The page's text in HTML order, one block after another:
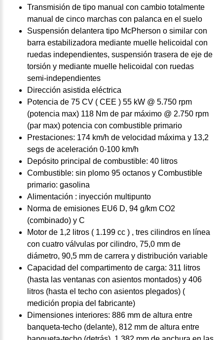
Transmisión de tipo manual con cambio totalmente
manual de cinco marchas con palanca en el suelo
Suspensión delantera tipo McPherson o similar con
barra estabilizadora mediante muelle helicoidal con
ruedas independientes, suspensión trasera de eje de
torsión y mediante muelle helicoidal con ruedas
semi-independientes
Dirección asistida eléctrica
Potencia de 75 CV ( CEE ) 55 kW @ 5.750 rpm
(potencia max) 118 Nm de par máximo @ 2.750 rpm
(par max) potencia con combustible primario
Prestaciones: 174 km/h de velocidad máxima y 13,2
segs de aceleración 0-100 km/h
Depósito principal de combustible: 40 litros
Combustible: sin plomo 95 octanos y Combustible
primario: gasolina
Alimentación : inyección multipunto
Norma de emisiones EU6 D, 94 g/km CO2
(combinado) y C
Motor de 1,2 litros ( 1.199 cc ) , tres cilindros en línea
con cuatro válvulas por cilindro, 75,0 mm de
diámetro, 90,5 mm de carrera y distribución variable
Capacidad del compartimento de carga: 311 litros
(hasta las ventanas con asientos montados) y 406
litros (hasta el techo con asientos plegados) (
medición propia del fabricante)
Dimensiones interiores: 886 mm de altura entre
banqueta-techo (delante), 812 mm de altura entre